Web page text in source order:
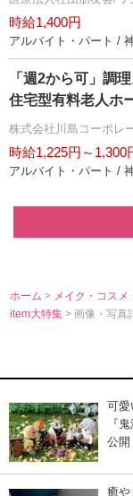
時給1,400円
アルバイト・パート /
「週2から可」調
住宅型有料老人ホ
株式会社川島コーポレ
時給1,225円～1,300
アルバイト・パート /
ホーム > メイク・コス
item大特集> 画像・写真
可愛
『
公開
癒や